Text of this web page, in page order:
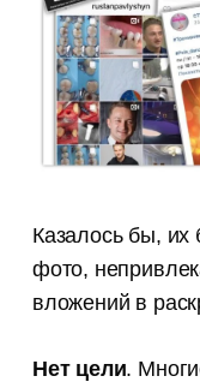
Казалось бы, их
фото,
вложений в
Нет цели.